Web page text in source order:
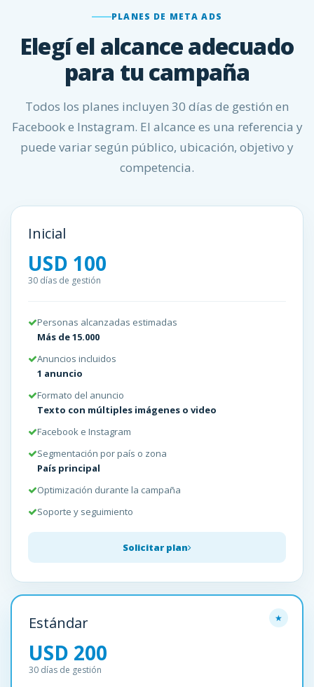
PLANES DE META ADS
Elegí el alcance adecuado
para tu campaña
Todos los planes incluyen 30 días de gestión en
Facebook e Instagram. El alcance es una referencia y
puede variar según público, ubicación, objetivo y
competencia.
Inicial
USD 100
30 días de gestión
Personas alcanzadas estimadas
Más de 15.000
Anuncios incluidos
1 anuncio
Formato del anuncio
Texto con múltiples imágenes o video
Facebook e Instagram
Segmentación por país o zona
País principal
Optimización durante la campaña
Soporte y seguimiento
Solicitar plan
Estándar
USD 200
30 días de gestión